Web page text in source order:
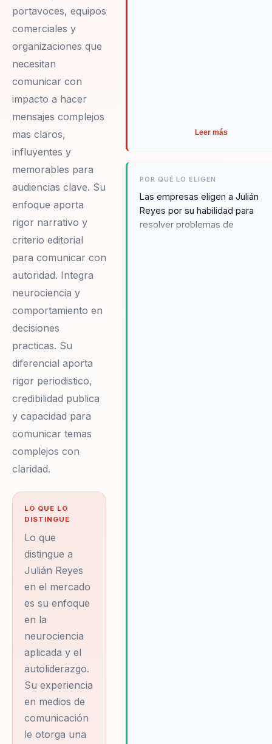
portavoces, equipos
comerciales y
organizaciones que
necesitan
comunicar con
impacto a hacer
mensajes complejos
mas claros,
influyentes y
memorables para
audiencias clave. Su
enfoque aporta
rigor narrativo y
criterio editorial
para comunicar con
autoridad. Integra
neurociencia y
comportamiento en
decisiones
practicas. Su
diferencial aporta
rigor periodistico,
credibilidad publica
y capacidad para
comunicar temas
complejos con
claridad.
LO QUE LO
DISTINGUE
Lo que
distingue a
Julián Reyes
en el mercado
es su enfoque
en la
neurociencia
aplicada y el
autoliderazgo.
Su experiencia
en medios de
comunicación
le otorga una
Leer más
POR QUÉ LO ELIGEN
Las empresas eligen a Julián
Reyes por su habilidad para
resolver problemas de